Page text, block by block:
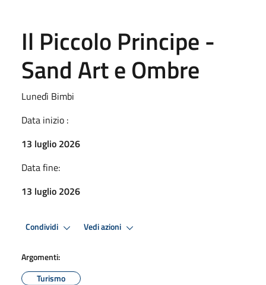
Il Piccolo Principe -
Sand Art e Ombre
Lunedì Bimbi
Data inizio :
13 luglio 2026
Data fine:
13 luglio 2026
Condividi Vedi azioni
Argomenti:
Turismo